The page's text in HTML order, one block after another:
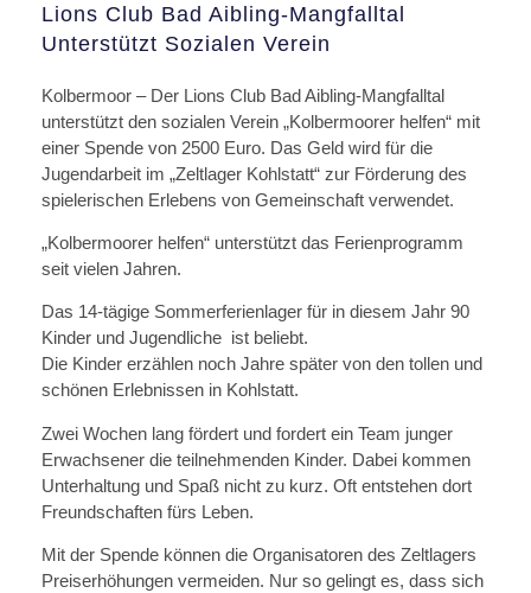
Lions Club Bad Aibling-Mangfalltal
Unterstützt Sozialen Verein
Kolbermoor – Der Lions Club Bad Aibling-Mangfalltal
unterstützt den sozialen Verein „Kolbermoorer helfen“ mit
einer Spende von 2500 Euro. Das Geld wird für die
Jugendarbeit im „Zeltlager Kohlstatt“ zur Förderung des
spielerischen Erlebens von Gemeinschaft verwendet.
„Kolbermoorer helfen“ unterstützt das Ferienprogramm
seit vielen Jahren.
Das 14-tägige Sommerferienlager für in diesem Jahr 90
Kinder und Jugendliche ist beliebt.
Die Kinder erzählen noch Jahre später von den tollen und
schönen Erlebnissen in Kohlstatt.
Zwei Wochen lang fördert und fordert ein Team junger
Erwachsener die teilnehmenden Kinder. Dabei kommen
Unterhaltung und Spaß nicht zu kurz. Oft entstehen dort
Freundschaften fürs Leben.
Mit der Spende können die Organisatoren des Zeltlagers
Preiserhöhungen vermeiden. Nur so gelingt es, dass sich